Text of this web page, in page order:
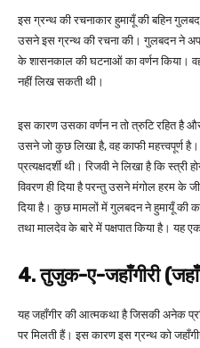
इस ग्रन्थ की रचनाकार हुमायूँ की बहिन
उसने इस ग्रन्थ की रचना की। गुलबदन ने
के शासनकाल की घटनाओं का वर्णन किया।
नहीं लिख सकती थी।
इस कारण उसका वर्णन न तो त्रुटि रहित है
उसने जो कुछ लिखा है, वह काफी महत्त्वपूर्ण
प्रत्यक्षदर्शी थी। रिजवी ने लिखा है कि स्त्री
विवरण ही दिया है परन्तु उसने मंगोल हरम के
दिया है। कुछ मामलों में गुलबदन ने हुमायूँ की
तथा मालदेव के बारे में पक्षपात किया है। यह
4. तुजुक-ए-जहाँगीरी
यह जहाँगीर की आत्मकथा है जिसकी अनेक
पर मिलती हैं। इस कारण इस ग्रन्थ को